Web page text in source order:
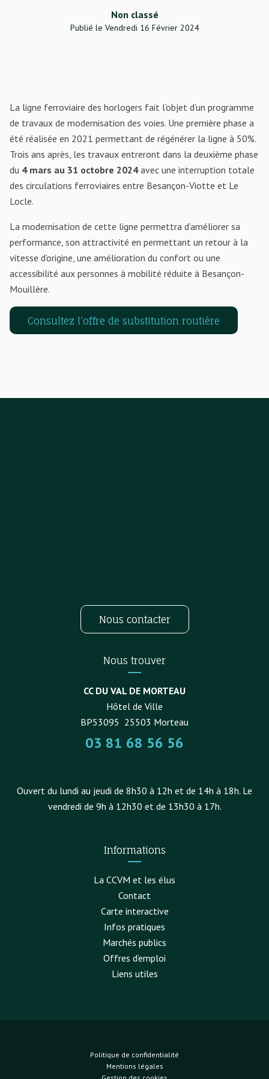
Non classé
Publié le Vendredi 16 Février 2024
La ligne ferroviaire des horlogers fait l’objet d’un programme
de travaux de modernisation des voies. Une première phase a
été réalisée en 2021 permettant de régénérer la ligne à 50%.
Trois ans après, les travaux entreront dans la deuxième phase
du 4 mars au 31 octobre 2024avec une interruption totale
des circulations ferroviaires entre Besançon-Viotte et Le
Locle.
La modernisation de cette ligne permettra d’améliorer sa
performance, son attractivité en permettant un retour à la
vitesse d’origine, une amélioration du confort ou une
accessibilité aux personnes à mobilité réduite à Besançon-
Mouillère.
Consultez l’offre de substitution routière
Nous contacter
Nous trouver
CC DU VAL DE MORTEAU
Hôtel de Ville
BP53095 25503 Morteau
03 81 68 56 56
Ouvert du lundi au jeudi de 8h30 à 12h et de 14h à 18h. Le
vendredi de 9h à 12h30 et de 13h30 à 17h.
Informations
La CCVM et les élus
Contact
Carte interactive
Infos pratiques
Marchés publics
Offres d’emploi
Liens utiles
Politique de confidentialité
Mentions légales